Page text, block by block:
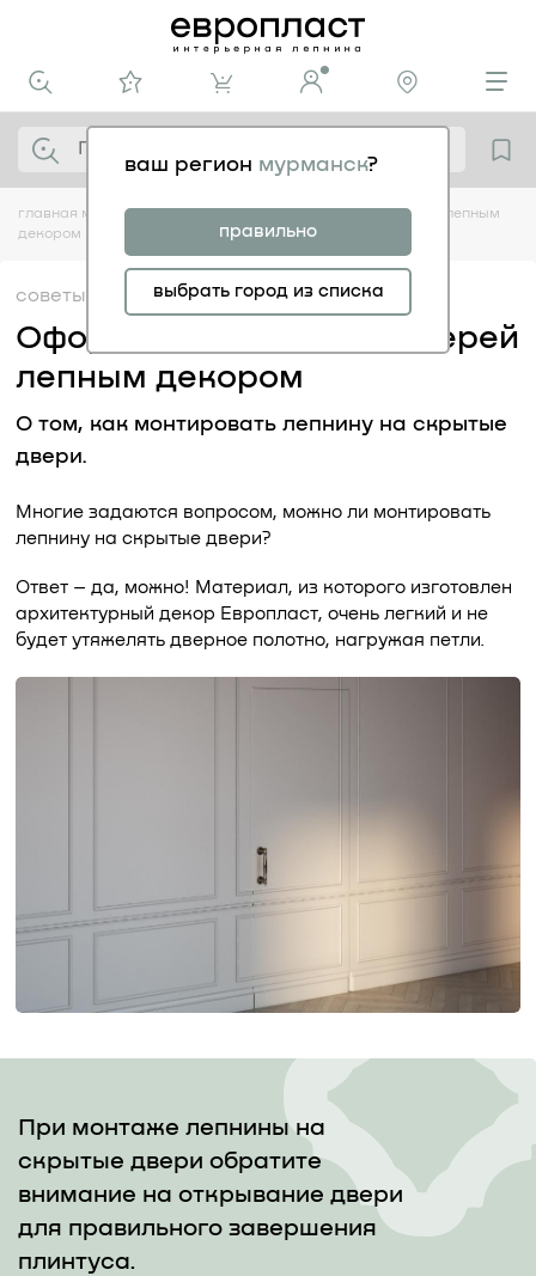
ваш регион мурманск?
правильно
выбрать город из списка
главная медиацентр советы оформления скрытых дверей лепным
декором
советы 28.09
Оформления скрытых дверей
лепным декором
О том, как монтировать лепнину на скрытые
двери.
Многие задаются вопросом, можно ли монтировать
лепнину на скрытые двери?
Ответ – да, можно! Материал, из которого изготовлен
архитектурный декор Европласт, очень легкий и не
будет утяжелять дверное полотно, нагружая петли.
При монтаже лепнины на
скрытые двери обратите
внимание на открывание двери
для правильного завершения
плинтуса.